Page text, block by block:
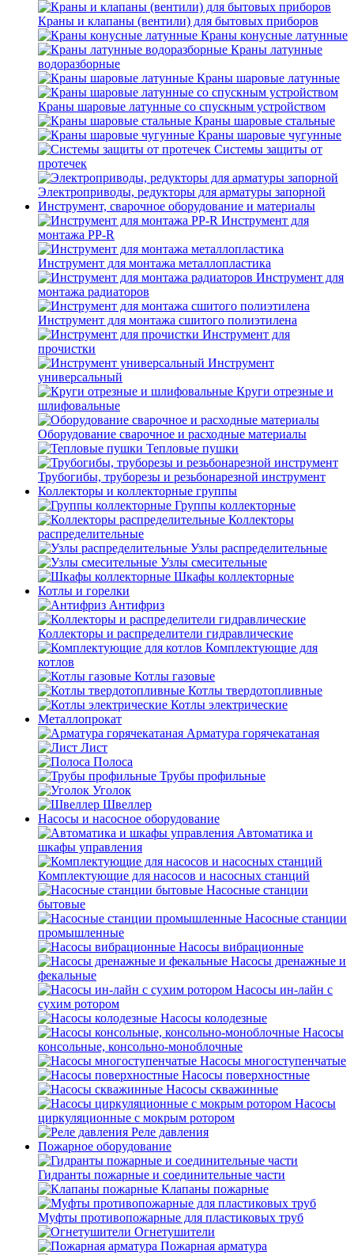
Краны и клапаны (вентили) для бытовых приборов
Краны конусные латунные
Краны латунные
водоразборные
Краны шаровые латунные
Краны шаровые латунные со спускным устройством
Краны шаровые стальные
Краны шаровые чугунные
Системы защиты от
протечек
Электроприводы, редукторы для арматуры запорной
Инструмент, сварочное оборудование и материалы
Инструмент для
монтажа PP-R
Инструмент для монтажа металлопластика
Инструмент для
монтажа радиаторов
Инструмент для монтажа сшитого полиэтилена
Инструмент для
прочистки
Инструмент
универсальный
Круги отрезные и
шлифовальные
Оборудование сварочное и расходные материалы
Тепловые пушки
Трубогибы, труборезы и резьбонарезной инструмент
Коллекторы и коллекторные группы
Группы коллекторные
Коллекторы
распределительные
Узлы распределительные
Узлы смесительные
Шкафы коллекторные
Котлы и горелки
Антифриз
Коллекторы и распределители гидравлические
Комплектующие для
котлов
Котлы газовые
Котлы твердотопливные
Котлы электрические
Металлопрокат
Арматура горячекатаная
Лист
Полоса
Трубы профильные
Уголок
Швеллер
Насосы и насосное оборудование
Автоматика и
шкафы управления
Комплектующие для насосов и насосных станций
Насосные станции
бытовые
Насосные станции
промышленные
Насосы вибрационные
Насосы дренажные и
фекальные
Насосы ин-лайн с
сухим ротором
Насосы колодезные
Насосы
консольные, консольно-моноблочные
Насосы многоступенчатые
Насосы поверхностные
Насосы скважинные
Насосы
циркуляционные с мокрым ротором
Реле давления
Пожарное оборудование
Гидранты пожарные и соединительные части
Клапаны пожарные
Муфты противопожарные для пластиковых труб
Огнетушители
Пожарная арматура